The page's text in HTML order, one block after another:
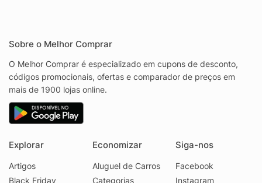
Sobre o Melhor Comprar
O Melhor Comprar é especializado em cupons de desconto,
códigos promocionais, ofertas e comparador de preços em
mais de 1900 lojas online.
Explorar
Artigos
Black Friday
Economizar
Aluguel de Carros
Categorias
Siga-nos
Facebook
Instagram